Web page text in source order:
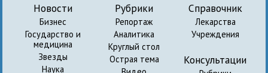
Новости
Бизнес
Государство и
медицина
Звезды
Наука
Рубрики
Репортаж
Аналитика
Круглый стол
Острая тема
Справочник
Лекарства
Учреждения
Консультации